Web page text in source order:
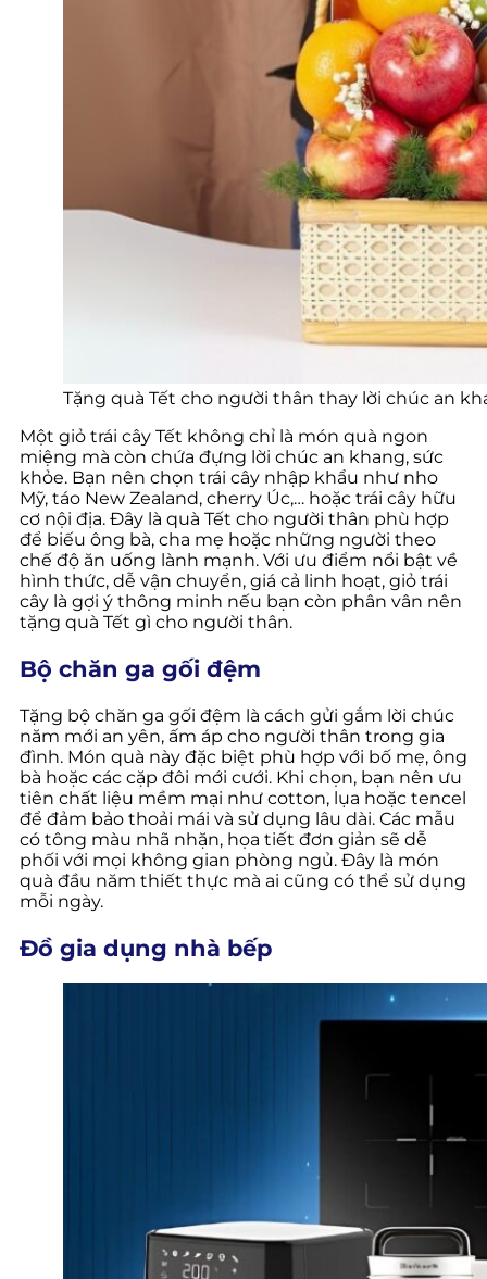
Tặng quà Tết cho người thân thay lời chúc an
Một giỏ trái cây Tết không chỉ là món quà ngon
miệng mà còn chứa đựng lời chúc an khang, sức
khỏe. Bạn nên chọn trái cây nhập khẩu như nho
Mỹ, táo New Zealand, cherry Úc,… hoặc trái cây hữu
cơ nội địa. Đây là quà Tết cho người thân phù hợp
để biếu ông bà, cha mẹ hoặc những người theo
chế độ ăn uống lành mạnh. Với ưu điểm nổi bật về
hình thức, dễ vận chuyển, giá cả linh hoạt, giỏ trái
cây là gợi ý thông minh nếu bạn còn phân vân nên
tặng quà Tết gì cho người thân.
Bộ chăn ga gối đệm
Tặng bộ chăn ga gối đệm là cách gửi gắm lời chúc
năm mới an yên, ấm áp cho người thân trong gia
đình. Món quà này đặc biệt phù hợp với bố mẹ, ông
bà hoặc các cặp đôi mới cưới. Khi chọn, bạn nên ưu
tiên chất liệu mềm mại như cotton, lụa hoặc tencel
để đảm bảo thoải mái và sử dụng lâu dài. Các mẫu
có tông màu nhã nhặn, họa tiết đơn giản sẽ dễ
phối với mọi không gian phòng ngủ. Đây là món
quà đầu năm thiết thực mà ai cũng có thể sử dụng
mỗi ngày.
Đồ gia dụng nhà bếp